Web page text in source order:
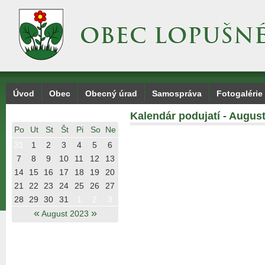
Úvod Obec Obecný úrad Samospráva Fotogalérie
Po Ut St Št Pi So Ne
« August 2023 »
1 2 3 4 5
6
7
8 9 10 11 12
13
14
15 16 17 18 19
20
21
22 23 24 25 26
27
28
29 30 31
Kalendár podujatí -